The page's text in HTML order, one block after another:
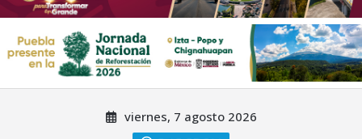
viernes, 7 agosto 2026